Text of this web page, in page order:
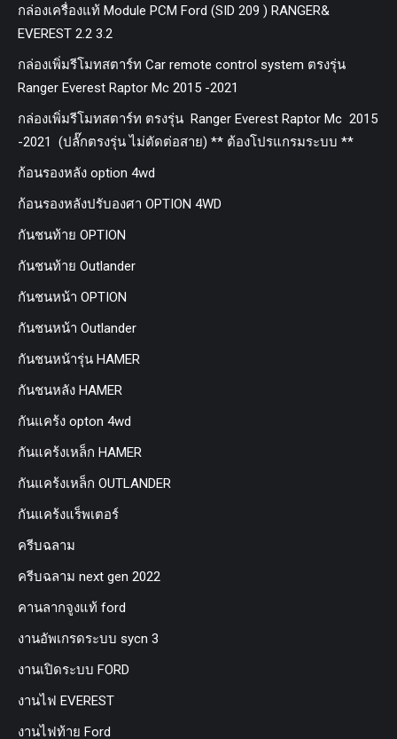
กล่องเครื่องแท้ Module PCM Ford (SID 209 ) RANGER&
EVEREST 2.2 3.2
กล่องเพิ่มรีโมทสตาร์ท Car remote control system ตรงรุ่น
Ranger Everest Raptor Mc 2015 -2021
กล่องเพิ่มรีโมทสตาร์ท ตรงรุ่น Ranger Everest Raptor Mc 2015
-2021 (ปลั๊กตรงรุ่น ไม่ตัดต่อสาย) ** ต้องโปรแกรมระบบ **
ก้อนรองหลัง option 4wd
ก้อนรองหลังปรับองศา OPTION 4WD
กันชนท้าย OPTION
กันชนท้าย Outlander
กันชนหน้า OPTION
กันชนหน้า Outlander
กันชนหน้ารุ่น HAMER
กันชนหลัง HAMER
กันแคร้ง opton 4wd
กันแคร้งเหล็ก HAMER
กันแคร้งเหล็ก OUTLANDER
กันแคร้งแร็พเตอร์
ครีบฉลาม
ครีบฉลาม next gen 2022
คานลากจูงแท้ ford
งานอัพเกรดระบบ sycn 3
งานเปิดระบบ FORD
งานไฟ EVEREST
งานไฟท้าย Ford